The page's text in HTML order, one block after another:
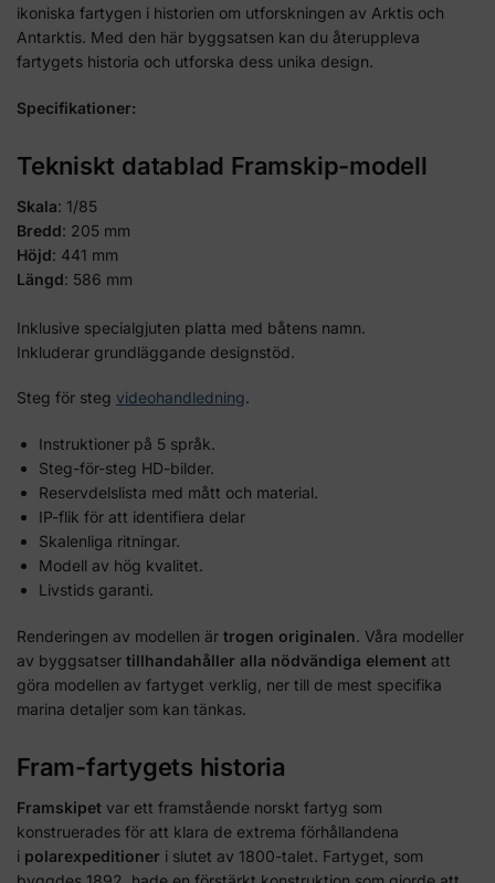
ikoniska fartygen i historien om utforskningen av Arktis och
Antarktis. Med den här byggsatsen kan du återuppleva
fartygets historia och utforska dess unika design.
Specifikationer:
Tekniskt datablad Framskip-modell
Skala: 1/85
Bredd: 205 mm
Höjd: 441 mm
Längd: 586 mm
Inklusive specialgjuten platta med båtens namn.
Inkluderar grundläggande designstöd.
Steg för steg videohandledning.
Instruktioner på 5 språk.
Steg-för-steg HD-bilder.
Reservdelslista med mått och material.
IP-flik för att identifiera delar
Skalenliga ritningar.
Modell av hög kvalitet.
Livstids garanti.
Renderingen av modellen är trogen originalen. Våra modeller
av byggsatser tillhandahåller alla nödvändiga element att
göra modellen av fartyget verklig, ner till de mest specifika
marina detaljer som kan tänkas.
Fram-fartygets historia
Framskipet var ett framstående norskt fartyg som
konstruerades för att klara de extrema förhållandena
i polarexpeditioner i slutet av 1800-talet. Fartyget, som